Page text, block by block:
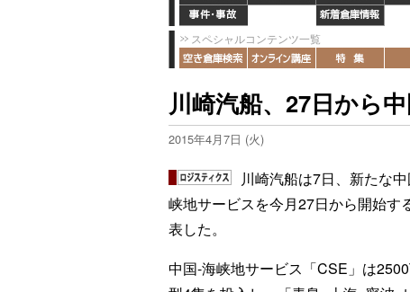
スペシャルコンテンツ一覧
川崎汽船、27日から
2015年4月7日 (火)
川崎汽船は7日、新たな
峡地サービスを今月27日から開始す
表した。
中国-海峡地サービス「CSE」は